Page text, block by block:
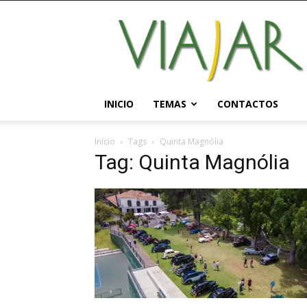
Viajar
Magazine
Online
INICIO TEMAS CONTACTOS
Início Tags Quinta Magnólia
Tag: Quinta Magnólia